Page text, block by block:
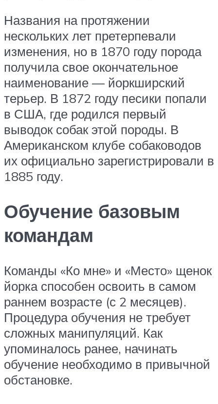
Названия на протяжении
нескольких лет претерпевали
изменения, но в 1870 году порода
получила свое окончательное
наименование — йоркширский
терьер. В 1872 году песики попали
в США, где родился первый
выводок собак этой породы. В
Американском клубе собаководов
их официально зарегистрировали в
1885 году.
Обучение базовым
командам
Команды «Ко мне» и «Место» щенок
йорка способен освоить в самом
раннем возрасте (с 2 месяцев).
Процедура обучения не требует
сложных манипуляций. Как
упоминалось ранее, начинать
обучение необходимо в привычной
обстановке.